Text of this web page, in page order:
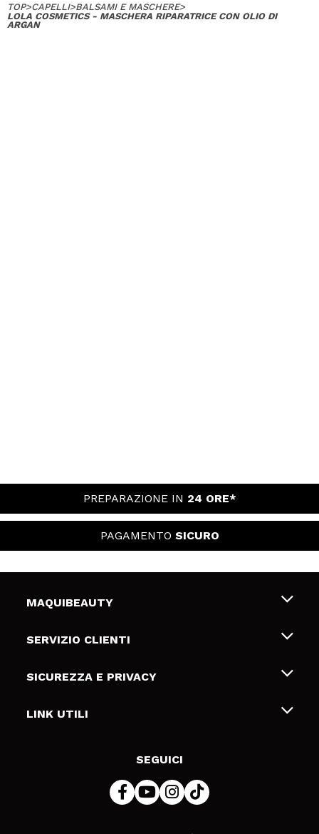
TOP>CAPELLI>BALSAMI E MASCHERE>
LOLA COSMETICS - MASCHERA RIPARATRICE CON OLIO DI
ARGAN
PREPARAZIONE IN 24 ORE*
PAGAMENTO SICURO
MAQUIBEAUTY
Chi siamo
Gift Cards
SERVIZIO CLIENTI
Spedizioni & Resi
Metodi di pagamamento
SICUREZZA E PRIVACY
Termini e condizioni
LINK UTILI
SEGUICI